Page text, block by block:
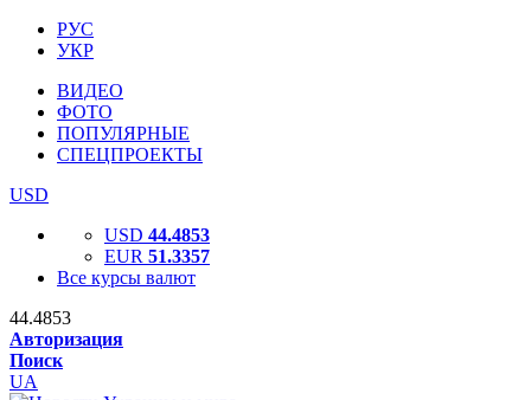
РУС
УКР
ВИДЕО
ФОТО
ПОПУЛЯРНЫЕ
СПЕЦПРОЕКТЫ
USD
USD 44.4853
EUR 51.3357
Все курсы валют
44.4853
Авторизация
Поиск
UA